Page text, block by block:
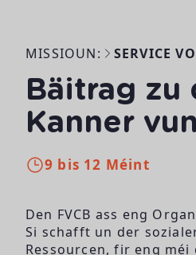
MISSIOUN: SERVICE
Bäitrag zu
Kanner
9 bis 12 Méint
Den FVCB ass eng
Si schafft un der
Ressourcen, fir eng